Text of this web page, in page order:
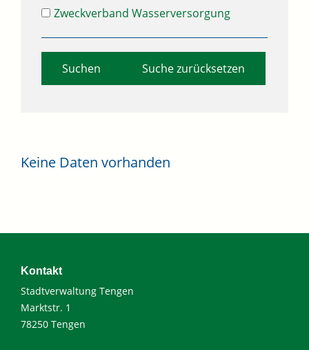
Zweckverband Wasserversorgung
Suche zurücksetzen
Keine Daten vorhanden
Kontakt
Stadtverwaltung Tengen
Marktstr. 1
78250 Tengen